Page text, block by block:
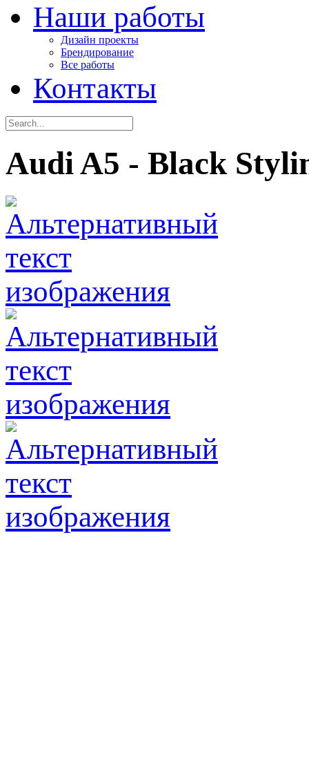
Наши работы
Дизайн проекты
Брендирование
Все работы
Контакты
Audi A5 - Black